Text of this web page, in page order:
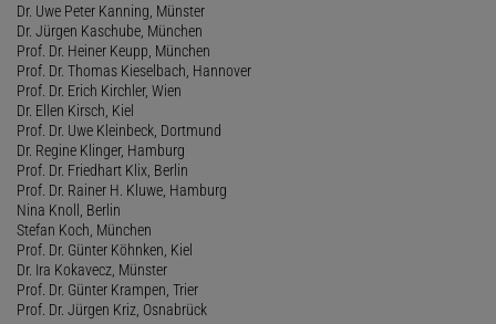
Dr. Uwe Peter Kanning, Münster
Dr. Jürgen Kaschube, München
Prof. Dr. Heiner Keupp, München
Prof. Dr. Thomas Kieselbach, Hannover
Prof. Dr. Erich Kirchler, Wien
Dr. Ellen Kirsch, Kiel
Prof. Dr. Uwe Kleinbeck, Dortmund
Dr. Regine Klinger, Hamburg
Prof. Dr. Friedhart Klix, Berlin
Prof. Dr. Rainer H. Kluwe, Hamburg
Nina Knoll, Berlin
Stefan Koch, München
Prof. Dr. Günter Köhnken, Kiel
Dr. Ira Kokavecz, Münster
Prof. Dr. Günter Krampen, Trier
Prof. Dr. Jürgen Kriz, Osnabrück